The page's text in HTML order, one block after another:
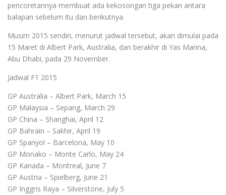
pencoretannya membuat ada kekosongan tiga pekan antara
balapan sebelum itu dan berikutnya.
Musim 2015 sendiri, menurut jadwal tersebut, akan dimulai pada
15 Maret di Albert Park, Australia, dan berakhir di Yas Marina,
Abu Dhabi, pada 29 November.
Jadwal F1 2015
GP Australia – Albert Park, March 15
GP Malaysia – Sepang, March 29
GP China – Shanghai, April 12
GP Bahrain – Sakhir, April 19
GP Spanyol – Barcelona, May 10
GP Monako – Monte Carlo, May 24
GP Kanada – Montreal, June 7
GP Austria – Spielberg, June 21
GP Inggris Raya – Silverstone, July 5